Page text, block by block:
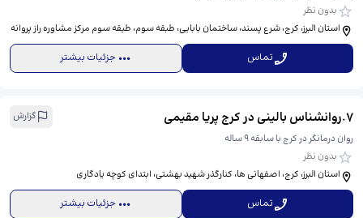
بدون نظر
استان البرز، کرج، شرع پسند، ساختمان بابایی، طبقه سوم، ​طیقه سوم مرکز مشاوره راز پروانه
تماس جزئیات بیشتر
7
.روانشناس بالینی در کرج پریا مقیمی
گزارش
روان درمانگر در کرج با سابقه 9 ساله
بدون نظر
استان البرز، کرج، اصفهانی ها، کنارگذر شهید بهشتی، ​ابتدای کوچه یادگاری
تماس جزئیات بیشتر